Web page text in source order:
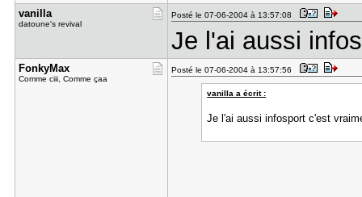
vanilla
datoune's revival
Posté le 07-06-2004 à 13:57:08
Je l'ai aussi
FonkyMax
Comme ciii, Comme çaa
Posté le 07-06-2004 à 13:57:56
vanilla a écrit :
Je l'ai aussi infosport c'est